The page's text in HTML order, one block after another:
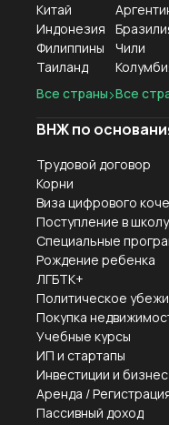
Китай
Индонезия
Филиппины
Таиланд
Все страны
Чили
Все
ВНЖ по
Трудовой договор
Корни
Виза цифрового
Поступление в
Специальные
Рождение ребенка
ЛГБТК+
Политическое
Покупка
Учебные курсы
ИП и стартапы
Инвестиции и бизнес
Аренда /
Пассивный доход